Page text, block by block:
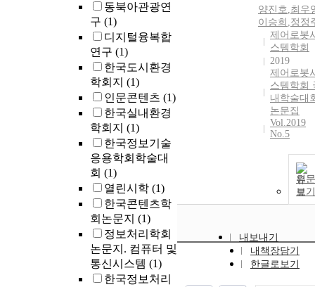
동북아관광연
구 (1)
디지털융복합
연구 (1)
한국도시환경
학회지 (1)
인문콘텐츠 (1)
한국실내환경
학회지 (1)
한국정보기술
응용학회학술대
회 (1)
열린시학 (1)
한국콘텐츠학
회논문지 (1)
정보처리학회
논문지. 컴퓨터 및
통신시스템 (1)
한국정보처리
novels that
contain Lee
Chang-dong's
'story' narrative
style, 'dance' is
analyzed as a
keyword of
'consumption',
which is the
word in
explaining the
structure of
in Korean
in the 80s,
method of
discovering
contradictions
양진호,최우
이승희 ,정정
제어로봇
스템학회
2019
제어로봇
스템학회
내학술대
논문집
Vol.2019
No.5
원문
보기
내보내기
내책장담기
한글로보기